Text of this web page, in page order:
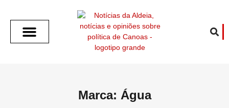
Marca: Água